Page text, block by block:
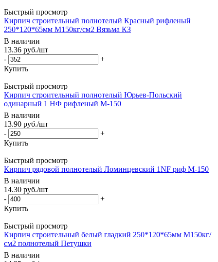
Быстрый просмотр
Кирпич строительный полнотелый Красный рифленый
250*120*65мм М150кг/см2 Вязьма КЗ
В наличии
13.36 руб./шт
-
+
Купить
Быстрый просмотр
Кирпич строительный полнотелый Юрьев-Польский
одинарный 1 НФ рифленый М-150
В наличии
13.90 руб./шт
-
+
Купить
Быстрый просмотр
Кирпич рядовой полнотелый Ломинцевский 1NF риф М-150
В наличии
14.30 руб./шт
-
+
Купить
Быстрый просмотр
Кирпич строительный белый гладкий 250*120*65мм М150кг/
см2 полнотелый Петушки
В наличии